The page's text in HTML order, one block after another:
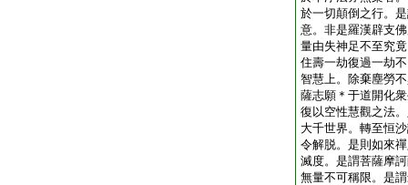
於一切顛倒之行。
意。非是羅漢辟支
量由失神足不至究
住壽一劫復過一劫
智慧上。除棄塵勞
薩志願＊于道開化
復以空性慧觀之法
大千世界。轉至恒
令解脱。是則如來
滅度。是謂菩薩摩
無量不可稱限。是